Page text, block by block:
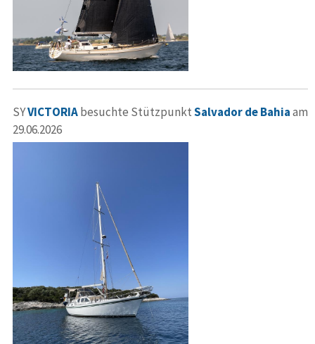
SYVICTORIAbesuchte StützpunktSalvador de Bahiaam
29.06.2026